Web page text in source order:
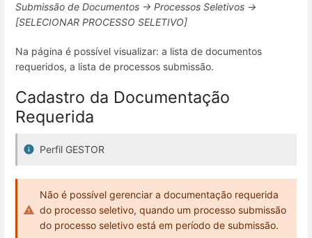
Submissão de Documentos → Processos Seletivos →
[SELECIONAR PROCESSO SELETIVO]
Na página é possível visualizar: a lista de documentos
requeridos, a lista de processos submissão.
Cadastro da Documentação
Requerida
Perfil GESTOR
Não é possível gerenciar a documentação requerida
do processo seletivo, quando um processo submissão
do processo seletivo está em período de submissão.